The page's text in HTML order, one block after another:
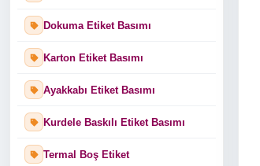
Dokuma Etiket Basımı
Karton Etiket Basımı
Ayakkabı Etiket Basımı
Kurdele Baskılı Etiket Basımı
Termal Boş Etiket